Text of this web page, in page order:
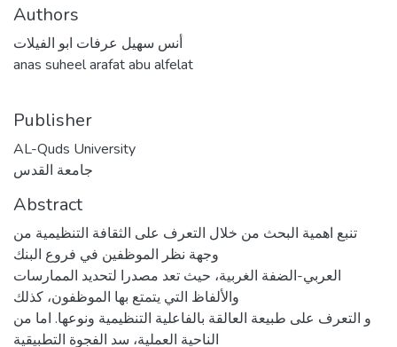
Authors
أنس سهيل عرفات ابو الفيلات
anas suheel arafat abu alfelat
Publisher
AL-Quds University
جامعة القدس
Abstract
تنبع اهمية البحث من خلال التعرف على الثقافة التنظيمية من
وجهة نظر الموظفين في فروع البنك
العربي-الضفة الغربية، حيث تعد مصدرا لتحديد الممارسات
والألفاظ التي يتمتع بها الموظفون، كذلك
و التعرف على طبيعة العالقة بالفاعلية التنظيمية ونوعها. اما من
الناحية العملية، سد الفجوة التطبيقية